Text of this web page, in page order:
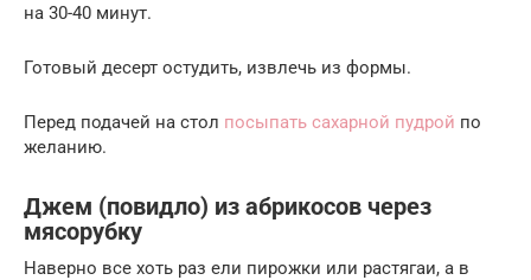
на 30-40 минут.
Готовый десерт остудить, извлечь из формы.
Перед подачей на стол посыпать сахарной пудрой по
желанию.
Джем (повидло) из абрикосов через
мясорубку
Наверно все хоть раз ели пирожки или растягаи, а в